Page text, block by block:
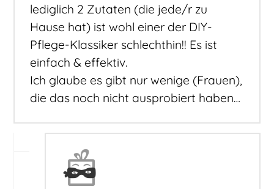
lediglich 2 Zutaten (die jede/r zu
Hause hat) ist wohl einer der DIY-
Pflege-Klassiker schlechthin!! Es ist
einfach & effektiv.
Ich glaube es gibt nur wenige (Frauen),
die das noch nicht ausprobiert haben…